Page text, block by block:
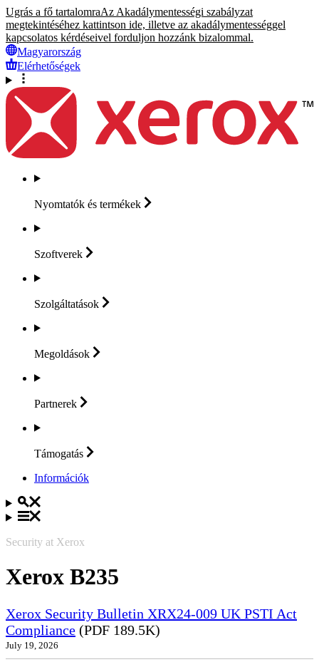
Ugrás a fő tartalomraAz Akadálymentességi szabályzat
megtekintéséhez kattintson ide, illetve az akadálymentességgel
kapcsolatos kérdéseivel forduljon hozzánk bizalommal.
Magyarország
Elérhetőségek
Nyomtatók és termékek
Szoftverek
Szolgáltatások
Megoldások
Partnerek
Támogatás
Információk
Security at Xerox
Xerox B235
Xerox Security Bulletin XRX24-009 UK PSTI Act
Compliance (PDF 189.5K)
July 19, 2026